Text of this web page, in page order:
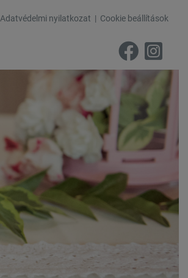
Adatvédelmi nyilatkozat Cookie beállítások